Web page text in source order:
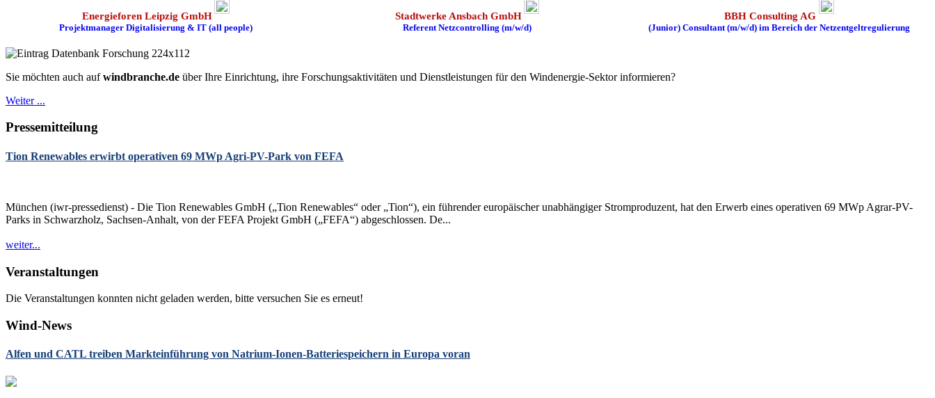
Energieforen Leipzig GmbH
Projektmanager Digitalisierung & IT (all people)
Stadtwerke Ansbach GmbH
Referent Netzcontrolling (m/w/d)
BBH Consulting AG
(Junior) Consultant (m/w/d) im Bereich der Netzentgeltregulierung
Sie möchten auch aufwindbranche.de über Ihre Einrichtung, ihre Forschungsaktivitäten und Dienstleistungen für den Windenergie-Sektor informieren?
Weiter ...
Pressemitteilung
Tion Renewables erwirbt operativen 69 MWp Agri-PV-Park von FEFA
München (iwr-pressedienst) - Die Tion Renewables GmbH („Tion Renewables“ oder „Tion“), ein führender europäischer unabhängiger Stromproduzent, hat den Erwerb eines operativen 69 MWp Agrar-PV-
Parks in Schwarzholz, Sachsen-Anhalt, von der FEFA Projekt GmbH („FEFA“) abgeschlossen. De...
weiter...
Veranstaltungen
Die Veranstaltungen konnten nicht geladen werden, bitte versuchen Sie es erneut!
Wind-News
Alfen und CATL treiben Markteinführung von Natrium-Ionen-Batteriespeichern in Europa voran